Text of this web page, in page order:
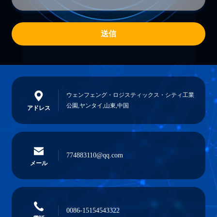
送信
アドレス
ウェンフェング・ロジスティックス・シティ工業
公園,ヤンタイ,山東,中国
メール
774883110@qq.com
0086-15154543322